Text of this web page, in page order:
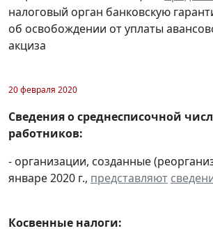
налоговый орган банковскую
об освобождении от уплаты
акциза
20 февраля 2020
Сведения о среднесписочной
работников:
- организации, созданные
январе 2020 г., представляют
Косвенные налоги: